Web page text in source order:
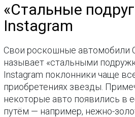
«Стальные
Instagram
Свои роскошные автомобили
называет «стальными
Instagram поклонники чаще
приобретениях звезды.
некоторые авто появились в
путём — например, нежно-